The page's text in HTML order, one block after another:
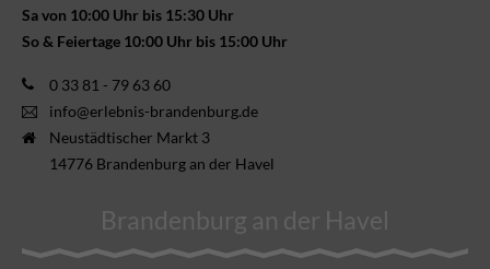
Sa von 10:00 Uhr bis 15:30 Uhr
So & Feiertage 10:00 Uhr bis 15:00 Uhr
0 33 81 - 79 63 60
info@erlebnis-brandenburg.de
Neustädtischer Markt 3
14776 Brandenburg an der Havel
Brandenburg an der Havel